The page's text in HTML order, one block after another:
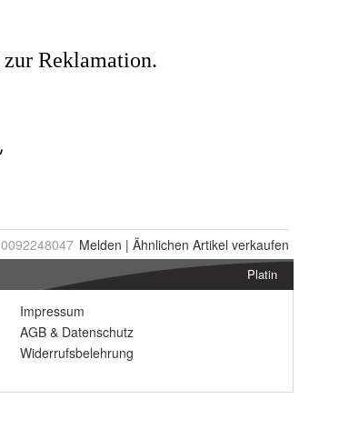
0092248047 Melden | Ähnlichen Artikel verkaufen
Platin
Impressum
AGB & Datenschutz
Widerrufsbelehrung